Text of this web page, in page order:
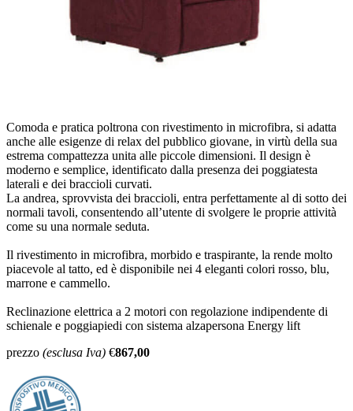
Comoda e pratica poltrona con rivestimento in microfibra, si adatta
anche alle esigenze di relax del pubblico giovane, in virtù della sua
estrema compattezza unita alle piccole dimensioni. Il design è
moderno e semplice, identificato dalla presenza dei poggiatesta
laterali e dei braccioli curvati.
La andrea, sprovvista dei braccioli, entra perfettamente al di sotto dei
normali tavoli, consentendo all’utente di svolgere le proprie attività
come su una normale seduta.
Il rivestimento in microfibra, morbido e traspirante, la rende molto
piacevole al tatto, ed è disponibile nei 4 eleganti colori rosso, blu,
marrone e cammello.
Reclinazione elettrica a 2 motori con regolazione indipendente di
schienale e poggiapiedi con sistema alzapersona Energy lift
prezzo (esclusa Iva) €867,00